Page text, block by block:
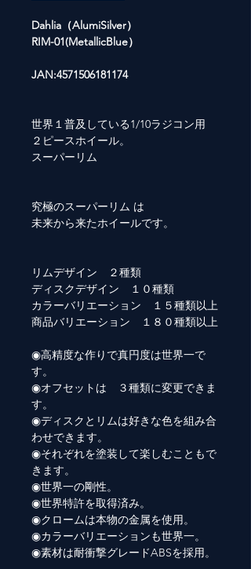
Dahlia（AlumiSilver）
RIM-01(MetallicBlue）
JAN:4571506181174
世界１普及している1/10ラジコン用
２ピースホイール。
スーパーリム
究極のスーパーリム は
未来から来たホイールです。
リムデザイン ２種類
ディスクデザイン １０種類
カラーバリエーション １５種類以上
商品バリエーション １８０種類以上
◉高精度な作りで真円度は世界一で
す。
◉オフセットは ３種類に変更できま
す。
◉ディスクとリムは好きな色を組み合
わせできます。
◉それぞれを塗装して楽しむこともで
きます。
◉世界一の剛性。
◉世界特許を取得済み。
◉クロームは本物の金属を使用。
◉カラーバリエーションも世界一。
◉素材は耐衝撃グレードABSを採用。